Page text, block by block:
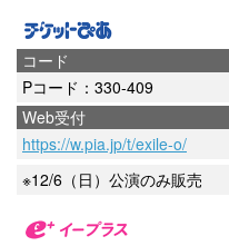
コード
Pコード：330-409
Web受付
https://w.pia.jp/t/exile-o/
※12/6（日）公演のみ販売